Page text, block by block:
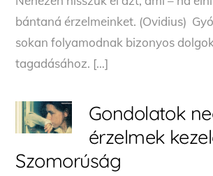
bántaná érzelmeinket. (Ovidius)
sokan folyamodnak bizonyos
tagadásához. […]
Gondolatok
érzelmek
Szomorúság